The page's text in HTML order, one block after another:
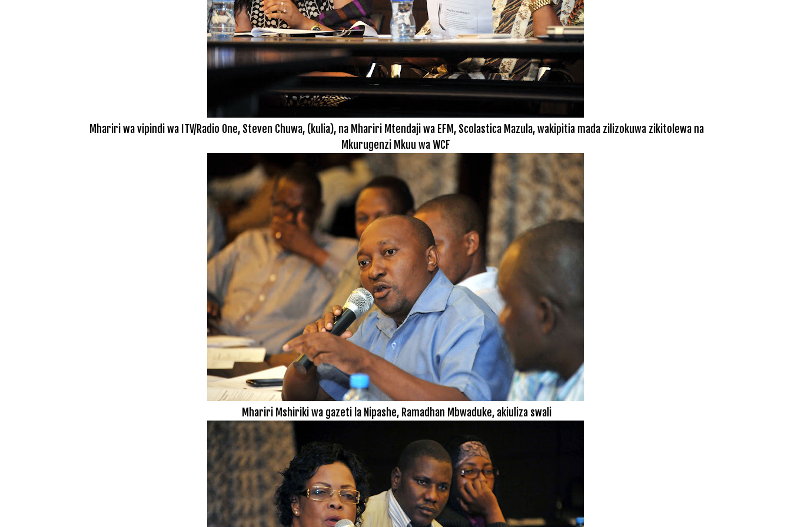
Mhariri wa vipindi wa ITV/Radio One, Steven Chuwa, (kulia), na Mhariri Mtendaji wa EFM, Scolastica Mazula, wakipitia mada zilizokuwa zikitolewa na
Mkurugenzi Mkuu wa WCF
Mhariri Mshiriki wa gazeti la Nipashe, Ramadhan Mbwaduke, akiuliza swali